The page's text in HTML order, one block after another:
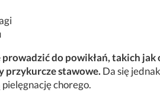
prowadzić do powikłań, takich
przykurcze stawowe. Da się
chorego.